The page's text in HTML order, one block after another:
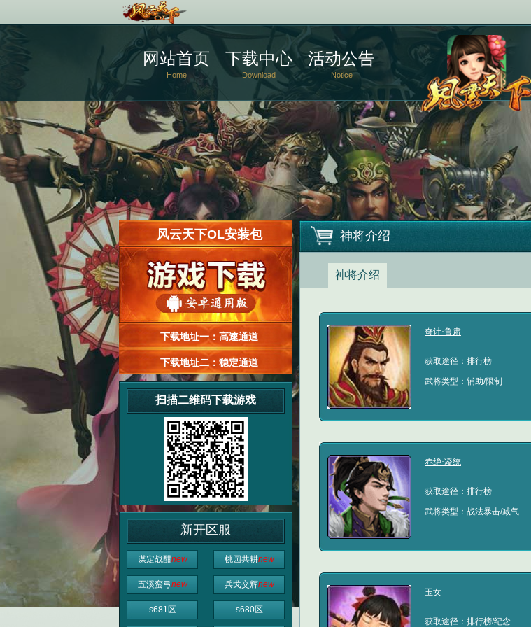
网站首页
Home
下载中心
Download
活动公告
Notice
风云天下OL安装包
下载地址一：高速通道
下载地址二：稳定通道
扫描二维码下载游戏
新开区服
谋定战酣new 桃园共耕new
五溪蛮弓new 兵戈交辉new
s681区 s680区
神将介绍
神将介绍
奇计·鲁肃
获取途径：排行榜
武将类型：辅助/限制
赤绝·凌统
获取途径：排行榜
武将类型：战法暴击/减气
玉女
获取途径：排行榜/纪念